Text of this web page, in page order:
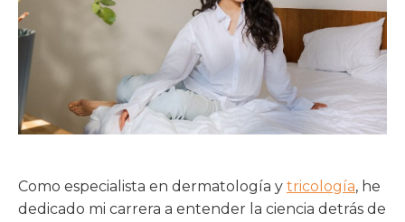
Como especialista en dermatología y tricología, he
dedicado mi carrera a entender la ciencia detrás de